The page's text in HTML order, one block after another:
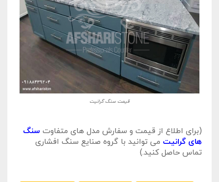
قیمت سنگ گرانیت
(برای اطلاع از قیمت و سفارش مدل های متفاوت سنگ
های گرانیت می توانید با گروه صنایع سنگ افشاری
تماس حاصل کنید.)